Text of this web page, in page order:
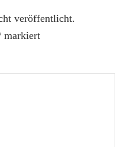
veröffentlicht.
markiert